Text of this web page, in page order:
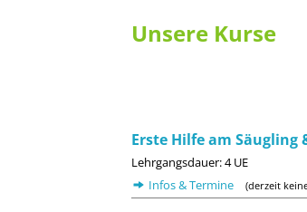
Unsere Kurse
Erste Hilfe am Säugling
Lehrgangsdauer: 4 UE
Infos & Termine
(derzeit